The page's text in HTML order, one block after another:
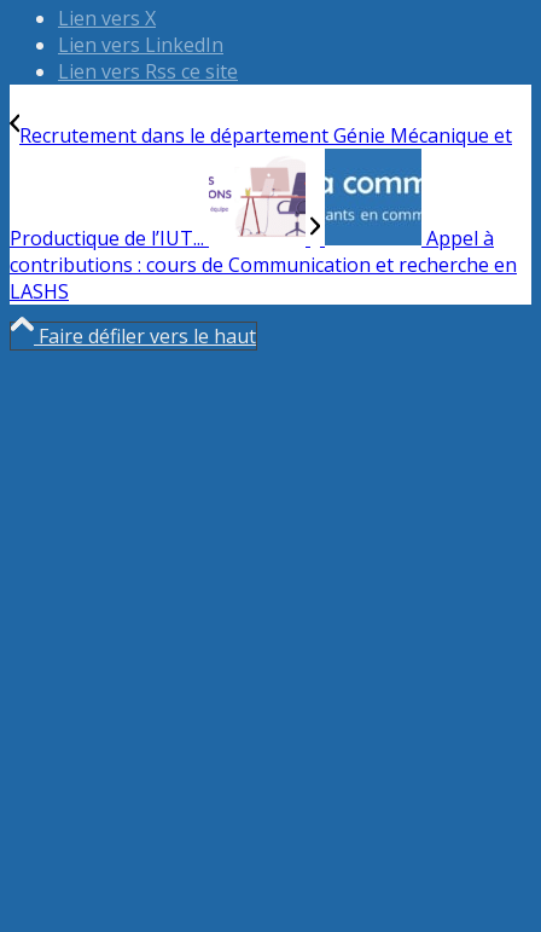
Lien vers X
Lien vers LinkedIn
Lien vers Rss ce site
Recrutement dans le département Génie Mécanique et
Productique de l’IUT...
Appel à
contributions : cours de Communication et recherche en
LASHS
Faire défiler vers le haut